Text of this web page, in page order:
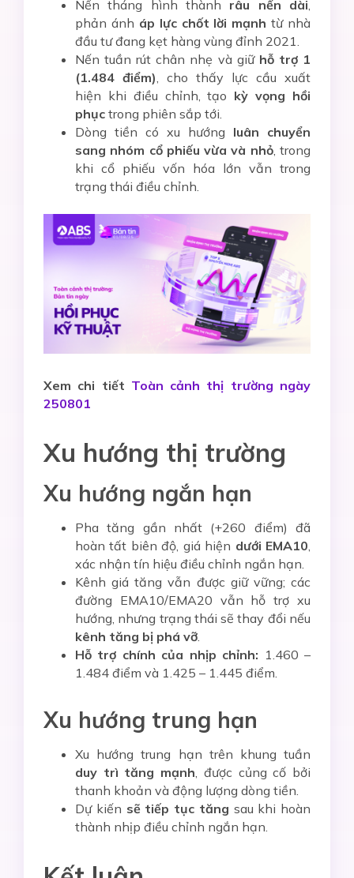
Nến tháng hình thành râu nến dài,
phản ánh áp lực chốt lời mạnh từ nhà
đầu tư đang kẹt hàng vùng đỉnh 2021.
Nến tuần rút chân nhẹ và giữ hỗ trợ 1
(1.484 điểm), cho thấy lực cầu xuất
hiện khi điều chỉnh, tạo kỳ vọng hồi
phục trong phiên sắp tới.
Dòng tiền có xu hướng luân chuyển
sang nhóm cổ phiếu vừa và nhỏ, trong
khi cổ phiếu vốn hóa lớn vẫn trong
trạng thái điều chỉnh.
Xem chi tiết Toàn cảnh thị trường ngày
250801
Xu hướng thị trường
Xu hướng ngắn hạn
Pha tăng gần nhất (+260 điểm) đã
hoàn tất biên độ, giá hiện dưới EMA10,
xác nhận tín hiệu điều chỉnh ngắn hạn.
Kênh giá tăng vẫn được giữ vững; các
đường EMA10/EMA20 vẫn hỗ trợ xu
hướng, nhưng trạng thái sẽ thay đổi nếu
kênh tăng bị phá vỡ.
Hỗ trợ chính của nhịp chỉnh: 1.460 –
1.484 điểm và 1.425 – 1.445 điểm.
Xu hướng trung hạn
Xu hướng trung hạn trên khung tuần
duy trì tăng mạnh, được củng cố bởi
thanh khoản và động lượng dòng tiền.
Dự kiến sẽ tiếp tục tăng sau khi hoàn
thành nhịp điều chỉnh ngắn hạn.